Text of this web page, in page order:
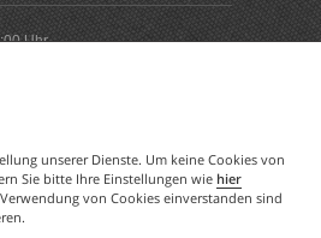
unserer Dienste. Um keine Cookies von
Sie bitte Ihre Einstellungen wie hier
von Cookies einverstanden sind
Uhr
→